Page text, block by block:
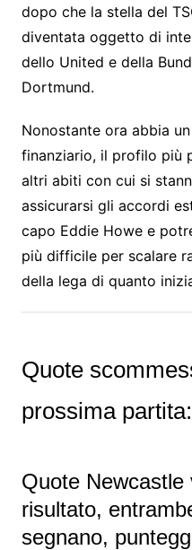
dopo che la stella del
diventata oggetto di
dello United e della
Dortmund.
Nonostante ora abbia
finanziario, il profilo più
altri abiti con cui si
assicurarsi gli accordi
capo Eddie Howe e
più difficile per scalare
della lega di quanto
Quote
prossima partita:
Quote
risultato,
segnano,